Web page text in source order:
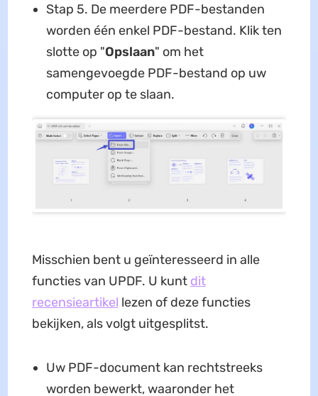
Stap 5. De meerdere PDF-bestanden
worden één enkel PDF-bestand. Klik ten
slotte op "Opslaan" om het
samengevoegde PDF-bestand op uw
computer op te slaan.
Misschien bent u geïnteresseerd in alle
functies van UPDF. U kunt dit
recensieartikel lezen of deze functies
bekijken, als volgt uitgesplitst.
Uw PDF-document kan rechtstreeks
worden bewerkt, waaronder het